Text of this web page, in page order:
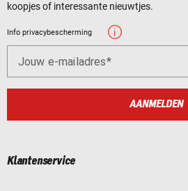
koopjes of interessante nieuwtjes.
Info privacybescherming
Jouw e-mailadres
AANMELDEN
Klantenservice